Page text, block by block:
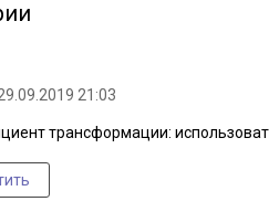
29.09.2019 21:03
трансформации: